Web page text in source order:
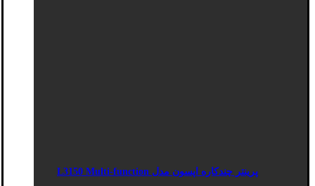
پرینتر چندکاره اپسون مدل L3150 Multi-function